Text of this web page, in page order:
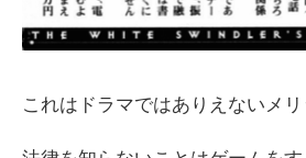
これはドラマではありえないメリ